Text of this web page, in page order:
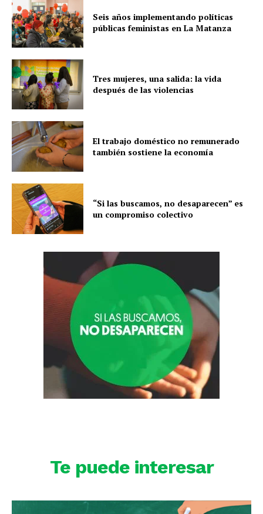
Seis años implementando políticas
públicas feministas en La Matanza
Tres mujeres, una salida: la vida
después de las violencias
El trabajo doméstico no remunerado
también sostiene la economía
“Si las buscamos, no desaparecen” es
un compromiso colectivo
Te puede interesar